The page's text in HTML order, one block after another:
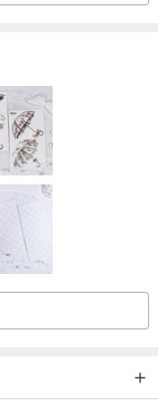
go to the product page
/www.pinkoi.co
product/YeBg
product/P5eUK